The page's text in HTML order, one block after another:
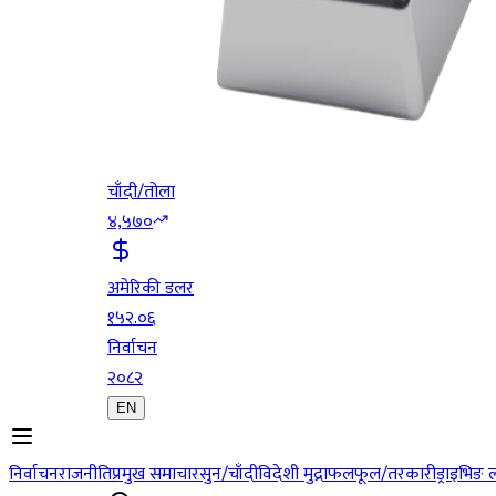
चाँदी/तोला
४,५७०
अमेरिकी डलर
१५२.०६
निर्वाचन
२०८२
EN
निर्वाचनराजनीतिप्रमुख समाचारसुन/चाँदीविदेशी मुद्राफलफूल/तरकारी